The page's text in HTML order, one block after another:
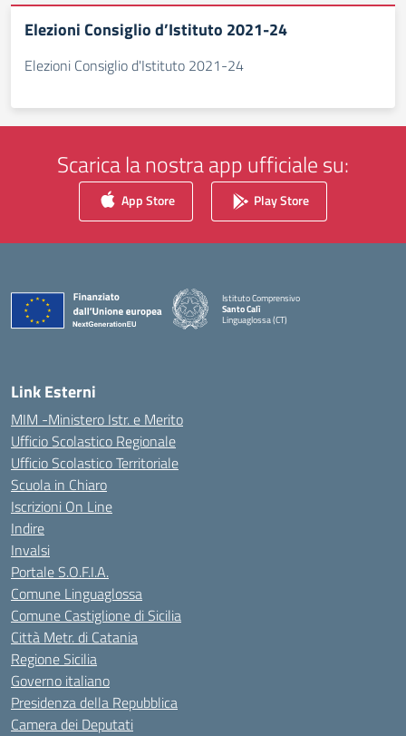
Elezioni Consiglio d’Istituto 2021-24
Elezioni Consiglio d'Istituto 2021-24
Scarica la nostra app ufficiale su:
App Store Play Store
Istituto Comprensivo
Santo Calì
Linguaglossa (CT)
— Visita la pagina iniziale della scuola
Link Esterni
MIM -Ministero Istr. e Merito
Ufficio Scolastico Regionale
Ufficio Scolastico Territoriale
Scuola in Chiaro
Iscrizioni On Line
Indire
Invalsi
Portale S.O.F.I.A.
Comune Linguaglossa
Comune Castiglione di Sicilia
Città Metr. di Catania
Regione Sicilia
Governo italiano
Presidenza della Repubblica
Camera dei Deputati